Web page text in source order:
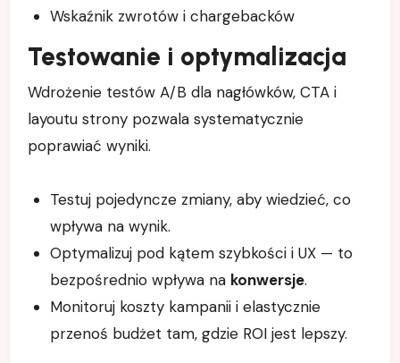
Wskaźnik zwrotów i chargebacków
Testowanie i optymalizacja
Wdrożenie testów A/B dla nagłówków, CTA i
layoutu strony pozwala systematycznie
poprawiać wyniki.
Testuj pojedyncze zmiany, aby wiedzieć, co
wpływa na wynik.
Optymalizuj pod kątem szybkości i UX — to
bezpośrednio wpływa na konwersje.
Monitoruj koszty kampanii i elastycznie
przenoś budżet tam, gdzie ROI jest lepszy.